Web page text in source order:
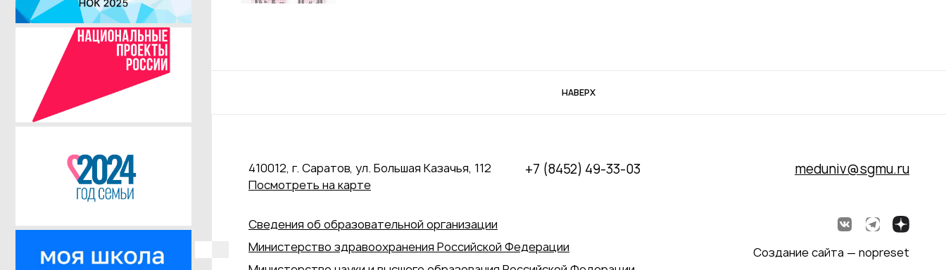
НАВЕРХ
410012, г. Саратов, ул. Большая Казачья, 112
Посмотреть на карте
+7 (8452) 49-33-03 meduniv@sgmu.ru
Сведения об образовательной организации
Министерство здравоохранения Российской Федерации
Создание сайта — nopreset